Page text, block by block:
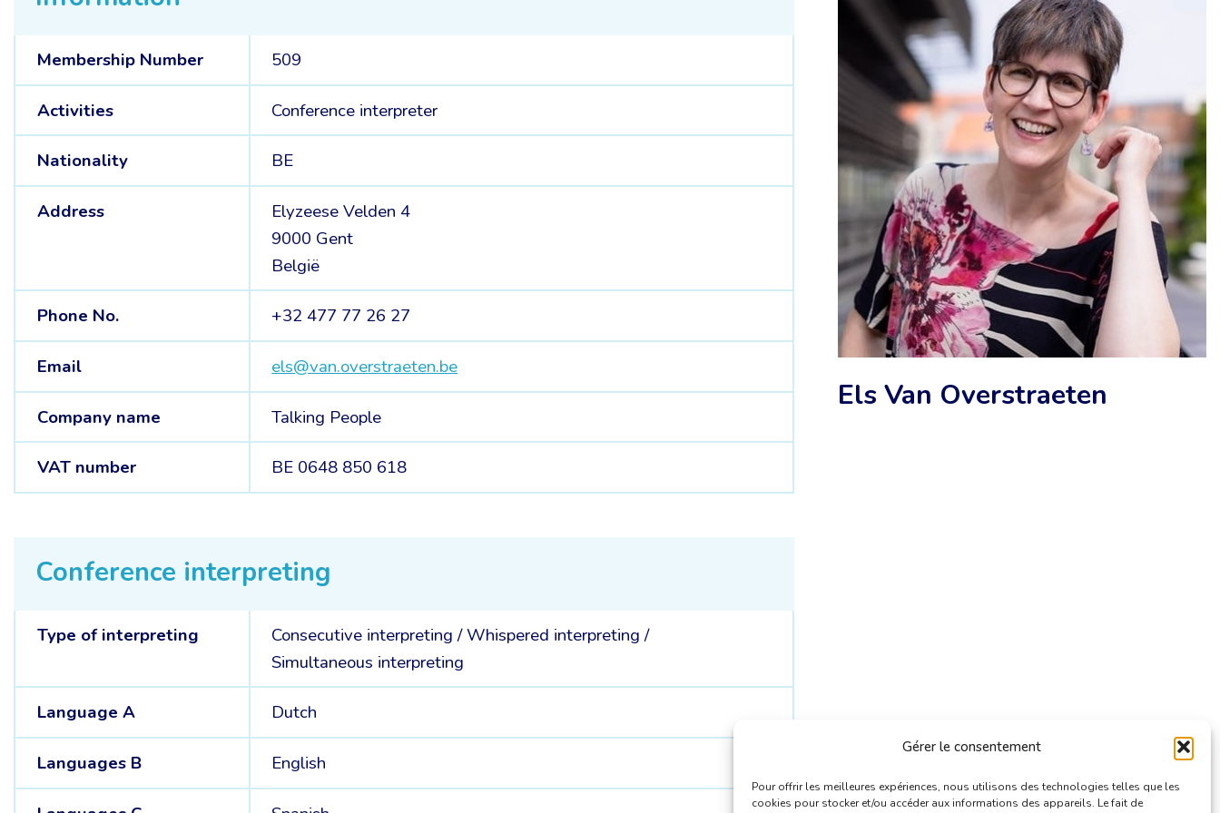
Gérer le consentement
Pour offrir les meilleures expériences, nous utilisons des technologies telles que les
cookies pour stocker et/ou accéder aux informations des appareils. Le fait de
Membership Number 509
Activities Conference interpreter
Nationality BE
Address
Elyzeese Velden 4
9000 Gent
België
Phone No. +32 477 77 26 27
Email els@van.overstraeten.be
Company name Talking People
VAT number BE 0648 850 618
Conference interpreting
Type of interpreting Consecutive interpreting/Whispered interpreting/
Simultaneous interpreting
Language A Dutch
Languages B English
Els Van Overstraeten